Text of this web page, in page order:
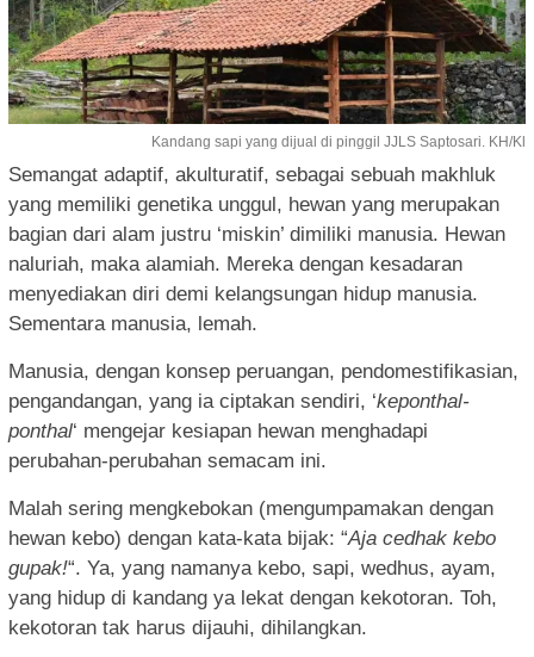
Kandang sapi yang dijual di pinggil JJLS Saptosari. KH/Kl
Semangat adaptif, akulturatif, sebagai sebuah makhluk
yang memiliki genetika unggul, hewan yang merupakan
bagian dari alam justru ‘miskin’ dimiliki manusia. Hewan
naluriah, maka alamiah. Mereka dengan kesadaran
menyediakan diri demi kelangsungan hidup manusia.
Sementara manusia, lemah.
Manusia, dengan konsep peruangan, pendomestifikasian,
pengandangan, yang ia ciptakan sendiri, ‘keponthal-
ponthal‘ mengejar kesiapan hewan menghadapi
perubahan-perubahan semacam ini.
Malah sering mengkebokan (mengumpamakan dengan
hewan kebo) dengan kata-kata bijak: “Aja cedhak kebo
gupak!“. Ya, yang namanya kebo, sapi, wedhus, ayam,
yang hidup di kandang ya lekat dengan kekotoran. Toh,
kekotoran tak harus dijauhi, dihilangkan.